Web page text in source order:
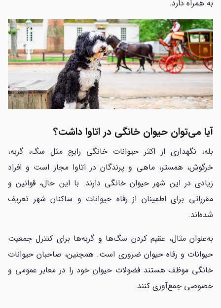
به همراه دارد.
آیا می‌توان حیوان خانگی در اتاوا داشت؟
بله، نگهداری از اکثر حیوانات خانگی رایج مثل سگ، گربه،
خرگوش، همستر، ماهی و پرندگان در اتاوا مجاز است و افراد
زیادی در این شهر حیوان خانگی دارند. با این حال، قوانین و
مقرراتی برای اطمینان از رفاه حیوانات و ساکنان شهر تعریف
شده‌اند.
به‌عنوان مثال، عقیم کردن سگ‌ها و گربه‌ها برای کنترل جمعیت
حیوانات و رفاه حیوان ضروری است. همچنین، صاحبان حیوانات
خانگی موظف هستند فضولات حیوان خود را در معابر عمومی و
خصوصی جمع‌آوری کنند.